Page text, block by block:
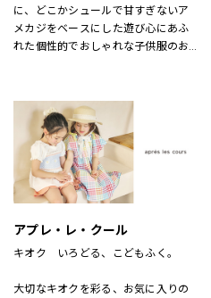
に、どこかシュールで甘すぎないア
メカジをベースにした遊び心にあふ
れた個性的でおしゃれな子供服のお
アプレ・レ・クール
キオク　いろどる、こどもふく。
大切なキオクを彩る、お気に入りの